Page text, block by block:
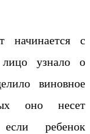
начинается с
лицо узнало о
виновное
оно несет
если ребенок